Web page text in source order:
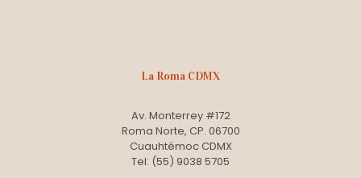
La Roma CDMX
Av. Monterrey #172
Roma Norte, CP. 06700
Cuauhtémoc CDMX
Tel: (55) 9038 5705